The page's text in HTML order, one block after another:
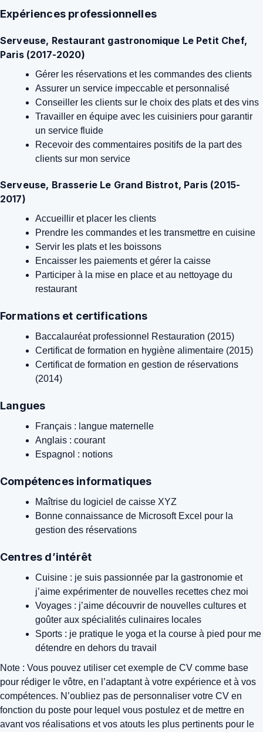
Expériences professionnelles
Serveuse, Restaurant gastronomique Le Petit Chef,
Paris (2017-2020)
Gérer les réservations et les commandes des clients
Assurer un service impeccable et personnalisé
Conseiller les clients sur le choix des plats et des vins
Travailler en équipe avec les cuisiniers pour garantir
un service fluide
Recevoir des commentaires positifs de la part des
clients sur mon service
Serveuse, Brasserie Le Grand Bistrot, Paris (2015-
2017)
Accueillir et placer les clients
Prendre les commandes et les transmettre en cuisine
Servir les plats et les boissons
Encaisser les paiements et gérer la caisse
Participer à la mise en place et au nettoyage du
restaurant
Formations et certifications
Baccalauréat professionnel Restauration (2015)
Certificat de formation en hygiène alimentaire (2015)
Certificat de formation en gestion de réservations
(2014)
Langues
Français : langue maternelle
Anglais : courant
Espagnol : notions
Compétences informatiques
Maîtrise du logiciel de caisse XYZ
Bonne connaissance de Microsoft Excel pour la
gestion des réservations
Centres d’intérêt
Cuisine : je suis passionnée par la gastronomie et
j’aime expérimenter de nouvelles recettes chez moi
Voyages : j’aime découvrir de nouvelles cultures et
goûter aux spécialités culinaires locales
Sports : je pratique le yoga et la course à pied pour me
détendre en dehors du travail
Note : Vous pouvez utiliser cet exemple de CV comme base
pour rédiger le vôtre, en l’adaptant à votre expérience et à vos
compétences. N’oubliez pas de personnaliser votre CV en
fonction du poste pour lequel vous postulez et de mettre en
avant vos réalisations et vos atouts les plus pertinents pour le